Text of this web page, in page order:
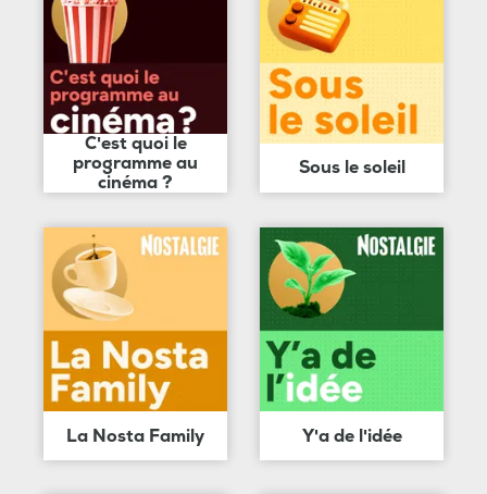
C'est quoi le
programme au
cinéma ?
Sous le soleil
La Nosta Family Y'a de l'idée